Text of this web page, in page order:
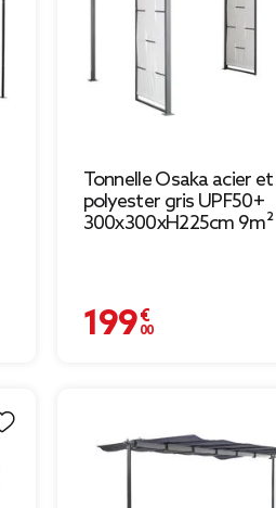
€ à 99,00 €
Tonnelle Osaka acier et
polyester gris UPF50+
300x300xH225cm 9m²
199,00 €